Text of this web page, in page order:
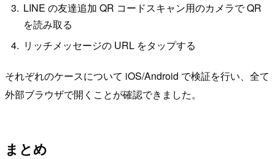
LINE の友達追加 QR コードスキャン用のカメラで QR
を読み取る
リッチメッセージの URL をタップする
それぞれのケースについて iOS/Android で検証を行い、全て
外部ブラウザで開くことが確認できました。
まとめ